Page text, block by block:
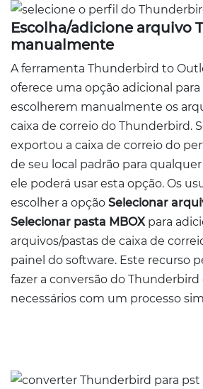
Escolha/adicione arquivo
manualmente
A ferramenta Thunderbird to
oferece uma opção adicional para
escolherem manualmente os
caixa de correio do Thunderbird.
exportou a caixa de correio do
de seu local padrão para
ele poderá usar esta opção. Os
escolher a opção Selecionar
Selecionar pasta MBOXpara
arquivos/pastas de caixa de
painel do software. Este recurso
fazer a conversão do
necessários com um processo